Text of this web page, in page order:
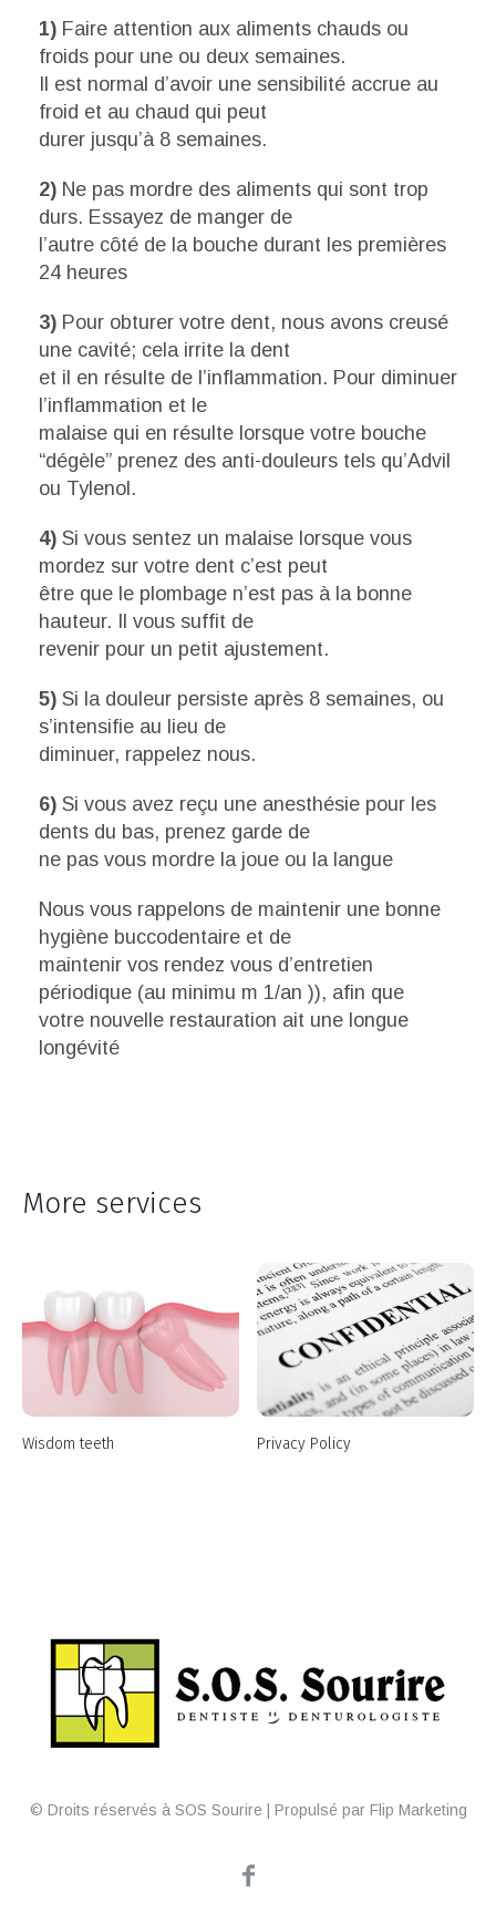
1)Faire attention aux aliments chauds ou
froids pour une ou deux semaines.
Il est normal d’avoir une sensibilité accrue au
froid et au chaud qui peut
durer jusqu’à 8 semaines.
2)Ne pas mordre des aliments qui sont trop
durs. Essayez de manger de
l’autre côté de la bouche durant les premières
24 heures
3)Pour obturer votre dent, nous avons creusé
une cavité; cela irrite la dent
et il en résulte de l’inflammation. Pour diminuer
l’inflammation et le
malaise qui en résulte lorsque votre bouche
“dégèle” prenez des anti-douleurs tels qu’Advil
ou Tylenol.
4)Si vous sentez un malaise lorsque vous
mordez sur votre dent c’est peut
être que le plombage n’est pas à la bonne
hauteur. Il vous suffit de
revenir pour un petit ajustement.
5)Si la douleur persiste après 8 semaines, ou
s’intensifie au lieu de
diminuer, rappelez nous.
6)Si vous avez reçu une anesthésie pour les
dents du bas, prenez garde de
ne pas vous mordre la joue ou la langue
Nous vous rappelons de maintenir une bonne
hygiène buccodentaire et de
maintenir vos rendez vous d’entretien
périodique (au minimu m 1/an )), afin que
votre nouvelle restauration ait une longue
longévité
More services
Wisdom teeth Privacy Policy
© Droits réservés à SOS Sourire | Propulsé par Flip Marketing